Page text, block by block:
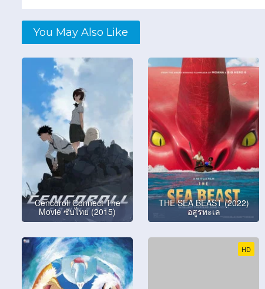
You May Also Like
Cencoroll Connect The
Movie ซับไทย (2015)
THE SEA BEAST (2022)
อสูรทะเล
HD